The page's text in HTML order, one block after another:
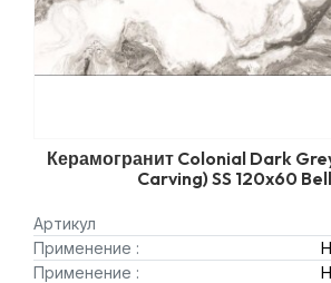
Керамогранит Colonial Dark
Carving) SS 120x60
Артикул
Применение :
Применение :